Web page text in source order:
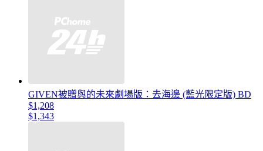
GIVEN被贈與的未來劇場版：去海邊 (藍光限定版) BD
$1,208
$1,343